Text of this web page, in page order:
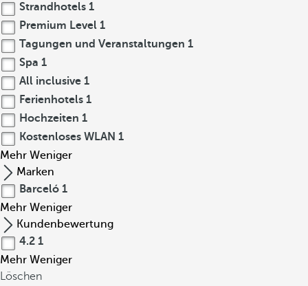
Strandhotels 1
Premium Level 1
Tagungen und Veranstaltungen 1
Spa 1
All inclusive 1
Ferienhotels 1
Hochzeiten 1
Kostenloses WLAN 1
Mehr Weniger
Marken
Barceló 1
Mehr Weniger
Kundenbewertung
4.2 1
Mehr Weniger
Löschen